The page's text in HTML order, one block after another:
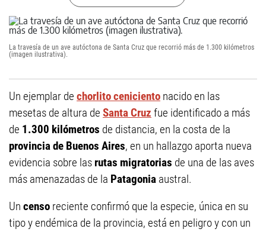
La travesía de un ave autóctona de Santa Cruz que recorrió más de 1.300 kilómetros
(imagen ilustrativa).
Un ejemplar de chorlito ceniciento nacido en las
mesetas de altura de Santa Cruz fue identificado a más
de 1.300 kilómetros de distancia, en la costa de la
provincia de Buenos Aires, en un hallazgo aporta nueva
evidencia sobre las rutas migratorias de una de las aves
más amenazadas de la Patagonia austral.
Un censo reciente confirmó que la especie, única en su
tipo y endémica de la provincia, está en peligro y con un